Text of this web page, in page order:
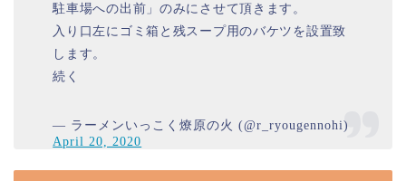
駐車場への出前」のみにさせて頂きます。
入り口左にゴミ箱と残スープ用のバケツを設置致
します。
続く
— ラーメンいっこく燎原の火 (@r_ryougennohi)
April 20, 2020